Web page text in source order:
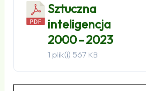
Sztuczna
inteligencja
2000 – 2023
1 plik(i)567 KB